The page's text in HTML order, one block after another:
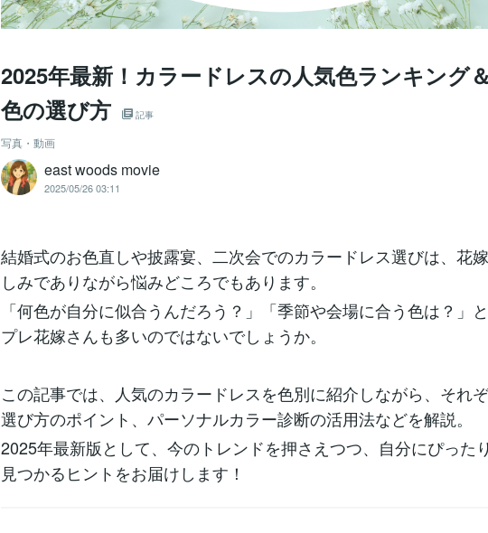
2025年最新！カラードレスの人気色ランキング
色の選び方
記事
写真・動画
east woods movie
2025/05/26 03:11
結婚式のお色直しや披露宴、二次会でのカラードレス選びは、花
しみでありながら悩みどころでもあります。
「何色が自分に似合うんだろう？」「季節や会場に合う色は？」
プレ花嫁さんも多いのではないでしょうか。
この記事では、人気のカラードレスを色別に紹介しながら、それ
選び方のポイント、パーソナルカラー診断の活用法などを解説。
2025年最新版として、今のトレンドを押さえつつ、自分にぴった
見つかるヒントをお届けします！